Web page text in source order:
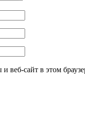
веб-сайт в этом